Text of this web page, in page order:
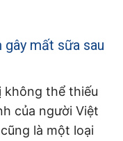
gây mất sữa sau
không thể thiếu
của người Việt
là một loại